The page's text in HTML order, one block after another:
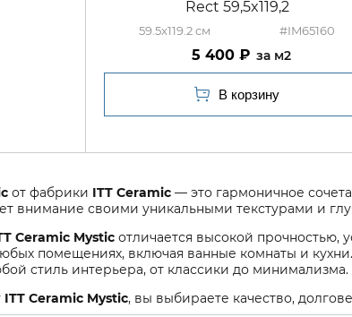
Rect 59,5x119,2
59.5x119.2 #IM65160
5 400 м2
от фабрики ITT Ceramic — это гармоничное
внимание своими уникальными текстурами и
Ceramic Mystic отличается высокой прочностью,
помещениях, включая ванные комнаты и
стиль интерьера, от классики до минимализма.
ITT Ceramic Mystic, вы выбираете качество,